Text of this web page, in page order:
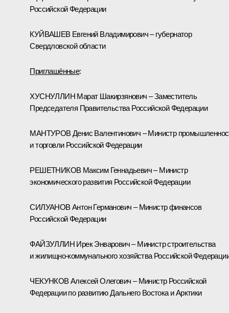
Российской Федерации
КУЙВАШЕВ Евгений Владимирович – губернатор
Свердловской области
Приглашённые:
ХУСНУЛЛИН Марат Шакирзянович – Заместитель
Председателя Правительства Российской Федерации
МАНТУРОВ Денис Валентинович – Министр
и торговли Российской Федерации
РЕШЕТНИКОВ Максим Геннадьевич – Министр
экономического развития Российской Федерации
СИЛУАНОВ Антон Германович – Министр финансов
Российской Федерации
ФАЙЗУЛЛИН Ирек Энварович – Министр строительства
и жилищно-коммунального хозяйства Российской
ЧЕКУНКОВ Алексей Олегович – Министр Российской
Федерации по развитию Дальнего Востока и Арктики